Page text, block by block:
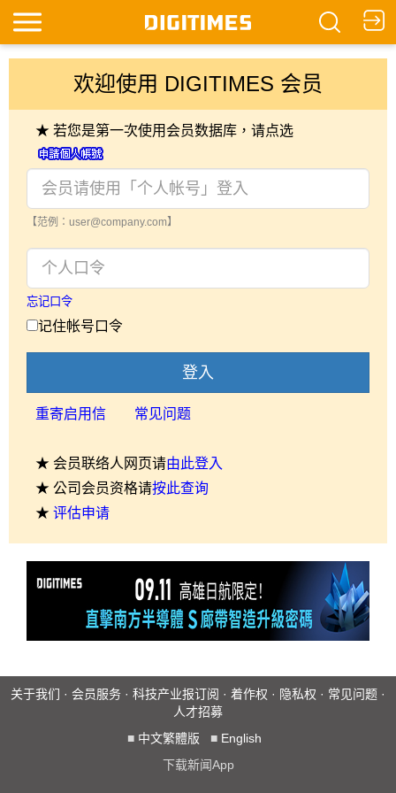
欢迎使用 DIGITIMES 会员
★ 若您是第一次使用会员数据库，请点选
【范例：user@company.com】
忘记口令
记住帐号口令
登入
重寄启用信 常见问题
★ 会员联络人网页请由此登入
★ 公司会员资格请按此查询
★ 评估申请
关于我们 · 会员服务 · 科技产业报订阅 · 着作权 · 隐私权 · 常见问题 ·
人才招募
■ 中文繁體版 ■ English
下载新闻App